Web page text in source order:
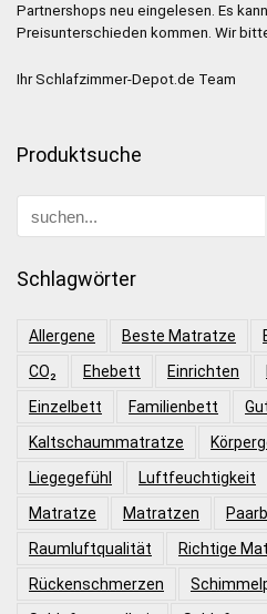
Partnershops neu eingelesen. Es
Preisunterschieden kommen. Wir
Ihr Schlafzimmer-Depot.de Team
Produktsuche
Schlagwörter
Allergene Beste Matratze
CO₂
Ehebett Einrichten
Einzelbett
Familienbett
Kaltschaummatratze
Liegegefühl
Luftfeuchtigkeit
Matratze
Matratzen
Raumluftqualität
Richtige
Rückenschmerzen